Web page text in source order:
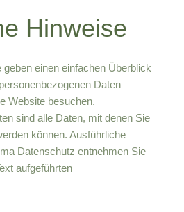
Hinweise
geben einen einfachen Überblick
Daten
Website besuchen.
sind alle Daten, mit denen Sie
können. Ausführliche
Datenschutz entnehmen Sie
aufgeführten